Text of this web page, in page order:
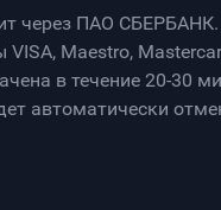
через ПАО
VISA, Maestro,
в течение 20-30
автоматически